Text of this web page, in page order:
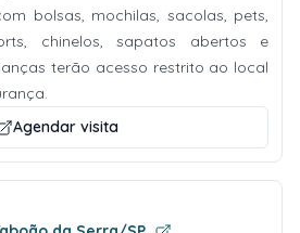
bolsas, mochilas, sacolas, pets,
chinelos, sapatos abertos e
terão acesso restrito ao local
Agendar visita